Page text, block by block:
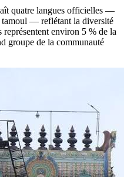
quatre langues officielles —
tamoul — reflétant la diversité
environ 5 % de la
groupe de la communauté